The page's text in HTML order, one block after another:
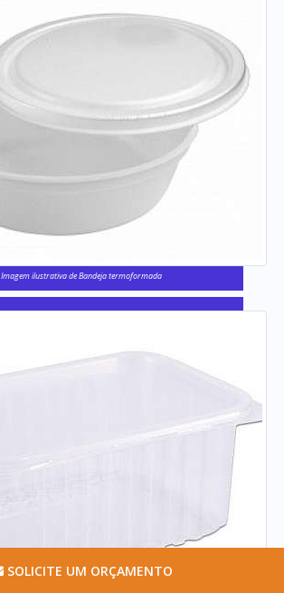
Imagem ilustrativa de Bandeja termoformada
SOLICITE UM ORÇAMENTO